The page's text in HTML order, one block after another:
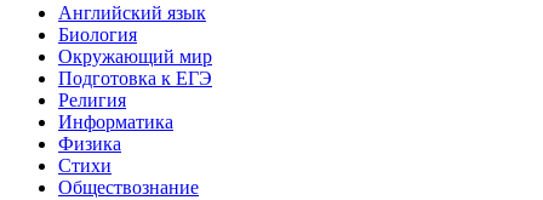
Английский язык
Биология
Окружающий мир
Подготовка к ЕГЭ
Религия
Информатика
Физика
Стихи
Обществознание